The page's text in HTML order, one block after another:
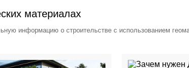
материалах
информацию о строительстве с использованием